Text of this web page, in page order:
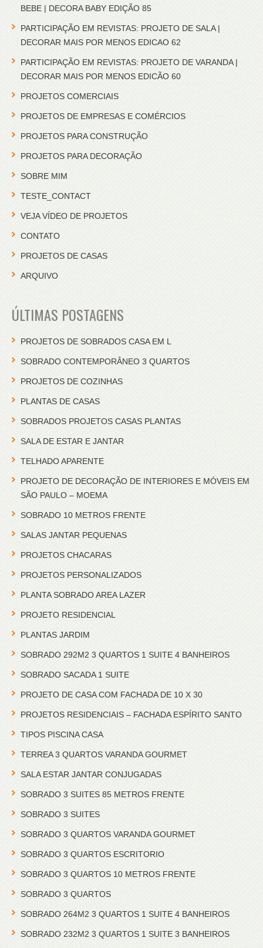
BEBE | DECORA BABY EDIÇÃO 85
PARTICIPAÇÃO EM REVISTAS: PROJETO DE SALA |
DECORAR MAIS POR MENOS EDICAO 62
PARTICIPAÇÃO EM REVISTAS: PROJETO DE VARANDA |
DECORAR MAIS POR MENOS EDICÃO 60
PROJETOS COMERCIAIS
PROJETOS DE EMPRESAS E COMÉRCIOS
PROJETOS PARA CONSTRUÇÃO
PROJETOS PARA DECORAÇÃO
SOBRE MIM
TESTE_CONTACT
VEJA VÍDEO DE PROJETOS
CONTATO
PROJETOS DE CASAS
ARQUIVO
ÚLTIMAS POSTAGENS
PROJETOS DE SOBRADOS CASA EM L
SOBRADO CONTEMPORÂNEO 3 QUARTOS
PROJETOS DE COZINHAS
PLANTAS DE CASAS
SOBRADOS PROJETOS CASAS PLANTAS
SALA DE ESTAR E JANTAR
TELHADO APARENTE
PROJETO DE DECORAÇÃO DE INTERIORES E MÓVEIS EM
SÃO PAULO – MOEMA
SOBRADO 10 METROS FRENTE
SALAS JANTAR PEQUENAS
PROJETOS CHACARAS
PROJETOS PERSONALIZADOS
PLANTA SOBRADO AREA LAZER
PROJETO RESIDENCIAL
PLANTAS JARDIM
SOBRADO 292M2 3 QUARTOS 1 SUITE 4 BANHEIROS
SOBRADO SACADA 1 SUITE
PROJETO DE CASA COM FACHADA DE 10 X 30
PROJETOS RESIDENCIAIS – FACHADA ESPÍRITO SANTO
TIPOS PISCINA CASA
TERREA 3 QUARTOS VARANDA GOURMET
SALA ESTAR JANTAR CONJUGADAS
SOBRADO 3 SUITES 85 METROS FRENTE
SOBRADO 3 SUITES
SOBRADO 3 QUARTOS VARANDA GOURMET
SOBRADO 3 QUARTOS ESCRITORIO
SOBRADO 3 QUARTOS 10 METROS FRENTE
SOBRADO 3 QUARTOS
SOBRADO 264M2 3 QUARTOS 1 SUITE 4 BANHEIROS
SOBRADO 232M2 3 QUARTOS 1 SUITE 3 BANHEIROS